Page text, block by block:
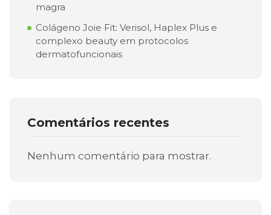
magra
Colágeno Joie Fit: Verisol, Haplex Plus e
complexo beauty em protocolos
dermatofuncionais
Comentários recentes
Nenhum comentário para mostrar.